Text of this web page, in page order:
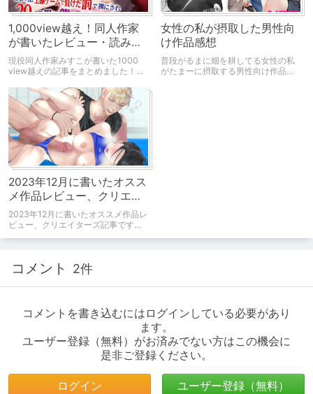
1,000view越え！同人作家
が書いたレビュー・読み物
記事
現役同人作家みすこが書いた1000
view越えの記事をまとめました！レ
にしてください♪ 読み物は箸休めに
どうぞ★
女性の私が摂取した男性向
け作品感想
普段がるまに畑を耕してる女性の私
がたまーに摂取する男性向け作品の
2023年12月に書いたオスス
メ作品レビュー、クリエイ
ターズ記事
2023年12月に書いたオススメ作品レ
ビュー、クリエイターズ記事です。
コメント 2件
コメントを書き込むにはログインしている必要があり
ます。
ユーザー登録（無料）がお済みでない方はこの機会に
是非ご登録ください。
ログイン ユーザー登録（無料）